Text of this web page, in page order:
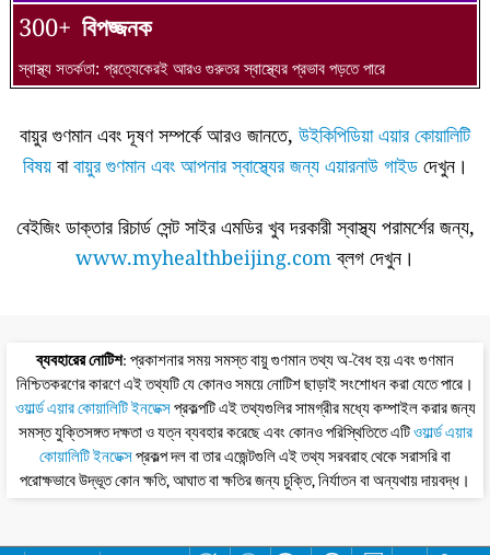
300+ বিপজ্জনক
স্বাস্থ্য সতর্কতা: প্রত্যেকেরই আরও গুরুতর স্বাস্থ্যের প্রভাব পড়তে পারে
বায়ুর গুণমান এবং দূষণ সম্পর্কে আরও জানতে, উইকিপিডিয়া এয়ার কোয়ালিটি
বিষয়বাবায়ুর গুণমান এবং আপনার স্বাস্থ্যের জন্য এয়ারনাউ গাইডদেখুন।
বেইজিং ডাক্তার রিচার্ড সেন্ট সাইর এমডির খুব দরকারী স্বাস্থ্য পরামর্শের জন্য,
www.myhealthbeijing.comব্লগ দেখুন।
ব্যবহারের নোটিশ: প্রকাশনার সময় সমস্ত বায়ু গুণমান তথ্য অ-বৈধ হয় এবং গুণমান
নিশ্চিতকরণের কারণে এই তথ্যটি যে কোনও সময়ে নোটিশ ছাড়াই সংশোধন করা যেতে পারে।
ওয়ার্ল্ড এয়ার কোয়ালিটি ইনডেক্সপ্রকল্পটি এই তথ্যগুলির সামগ্রীর মধ্যে কম্পাইল করার জন্য
সমস্ত যুক্তিসঙ্গত দক্ষতা ও যত্ন ব্যবহার করেছে এবং কোনও পরিস্থিতিতে এটিওয়ার্ল্ড এয়ার
কোয়ালিটি ইনডেক্সপ্রকল্প দল বা তার এজেন্টগুলি এই তথ্য সরবরাহ থেকে সরাসরি বা
পরোক্ষভাবে উদ্ভূত কোন ক্ষতি, আঘাত বা ক্ষতির জন্য চুক্তি, নির্যাতন বা অন্যথায় দায়বদ্ধ।